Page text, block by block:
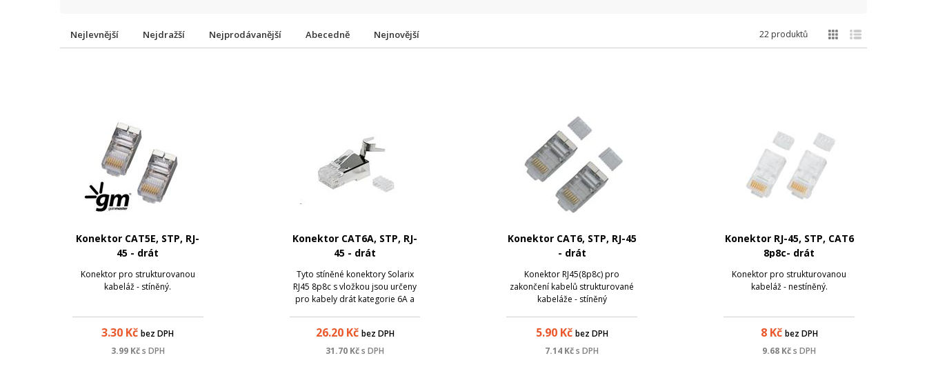
Nejlevnější Nejdražší Nejprodávanější Abecedně Nejnovější 22 produktů
Konektor CAT5E, STP, RJ-
45 - drát
Konektor pro strukturovanou
kabeláž - stíněný.
3.30 Kč bez DPH
3.99Kčs DPH
Konektor CAT6A, STP, RJ-
45 - drát
Tyto stíněné konektory Solarix
RJ45 8p8c s vložkou jsou určeny
pro kabely drát kategorie 6A a
jej bylo možné pohodlně
nakrimpovat na kabely se
26.20Kč bez DPH
31.70 Kčs DPH
Konektor CAT6, STP, RJ-45
- drát
Konektor RJ45(8p8c) pro
zakončení kabelů strukturované
kabeláže - stíněný
5.90Kč bez DPH
7.14 Kčs DPH
Konektor RJ-45, STP, CAT6
8p8c- drát
Konektor pro strukturovanou
kabeláž - nestíněný.
8Kč bez DPH
9.68 Kčs DPH